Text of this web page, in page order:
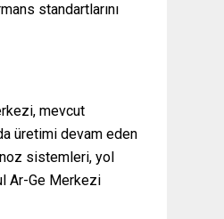
standartlarını
mevcut
üretimi devam eden
sistemleri, yol
Ar-Ge Merkezi